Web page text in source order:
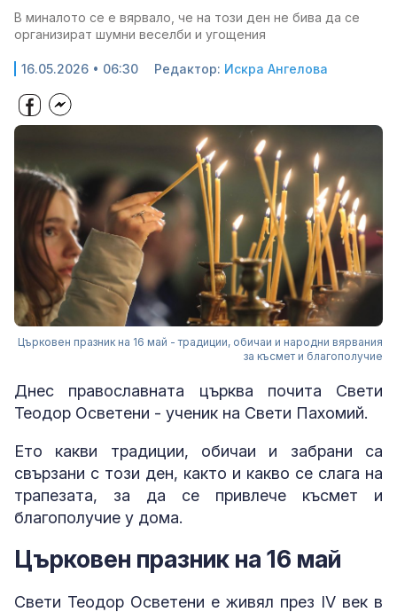
В миналото се е вярвало, че на този ден не бива да се
организират шумни веселби и угощения
16.05.2026 • 06:30 Редактор: Искра Ангелова
Църковен празник на 16 май - традиции, обичаи и народни вярвания
за късмет и благополучие
Днес православната църква почита Свети
Теодор Осветени - ученик на Свети Пахомий.
Ето какви традиции, обичаи и забрани са
свързани с този ден, както и какво се слага на
трапезата, за да се привлече късмет и
благополучие у дома.
Църковен празник на 16 май
Свети Теодор Осветени е живял през IV век в